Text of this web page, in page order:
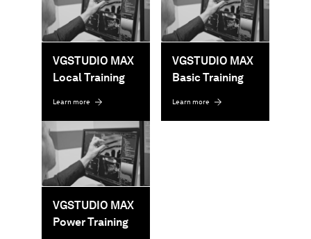
VGSTUDIO MAX
Local Training
Learn more
VGSTUDIO MAX
Basic Training
Learn more
VGSTUDIO MAX
Power Training